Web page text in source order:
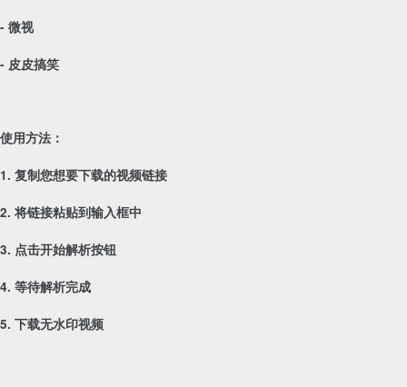
- 微视
- 皮皮搞笑
使用方法：
1. 复制您想要下载的视频链接
2. 将链接粘贴到输入框中
3. 点击开始解析按钮
4. 等待解析完成
5. 下载无水印视频